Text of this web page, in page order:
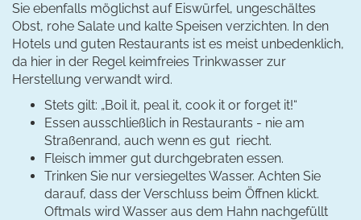
Sie ebenfalls möglichst auf Eiswürfel, ungeschältes
Obst, rohe Salate und kalte Speisen verzichten. In den
Hotels und guten Restaurants ist es meist unbedenklich,
da hier in der Regel keimfreies Trinkwasser zur
Herstellung verwandt wird.
Stets gilt: „Boil it, peal it, cook it or forget it!“
Essen ausschließlich in Restaurants - nie am
Straßenrand, auch wenn es gut riecht.
Fleisch immer gut durchgebraten essen.
Trinken Sie nur versiegeltes Wasser. Achten Sie
darauf, dass der Verschluss beim Öffnen klickt.
Oftmals wird Wasser aus dem Hahn nachgefüllt